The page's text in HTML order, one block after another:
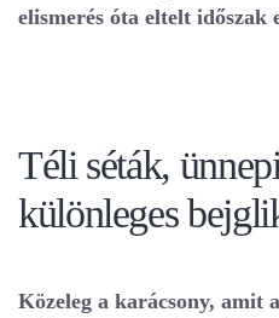
elismerés óta eltelt időszak
Téli séták,
különleges
Közeleg a karácsony, amit